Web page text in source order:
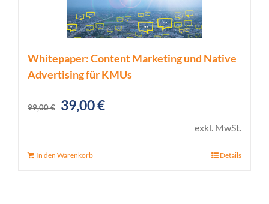
Whitepaper: Content Marketing und Native
Advertising für KMUs
99,00€
Ursprünglicher
39,00€Aktueller
exkl. MwSt.
In den Warenkorb Details